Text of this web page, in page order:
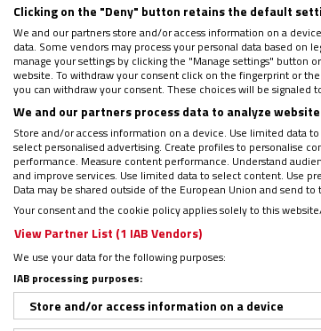
Por los que han muerto
En un comunicado, Laurent
presupone de carácter
rezarpor el eterno descanso
consuelo de los corazones
Finalmente, el prelado también
desolación en nuestro país
.
Cuaresma traigan paz y
Supuestos garantes de
Clicking on the "Deny" button retains the default
We and our partners store and/or access information on a
data. Some vendors may process your personal data based
manage your settings by clicking the "Manage settings"
website. To withdraw your consent click on the fingerprint or
you can withdraw your consent. These choices will be signaled
We and our partners process data to analyze
Store and/or access information on a device. Use limited data
select personalised advertising. Create profiles to personalise
performance. Measure content performance. Understand
and improve services. Use limited data to select content. Use
Data may be shared outside of the European Union and send to
Your consent and the cookie policy applies solely to this
View Partner List (1 IAB Vendors)
We use your data for the following purposes:
IAB processing purposes:
Store and/or access information on a device